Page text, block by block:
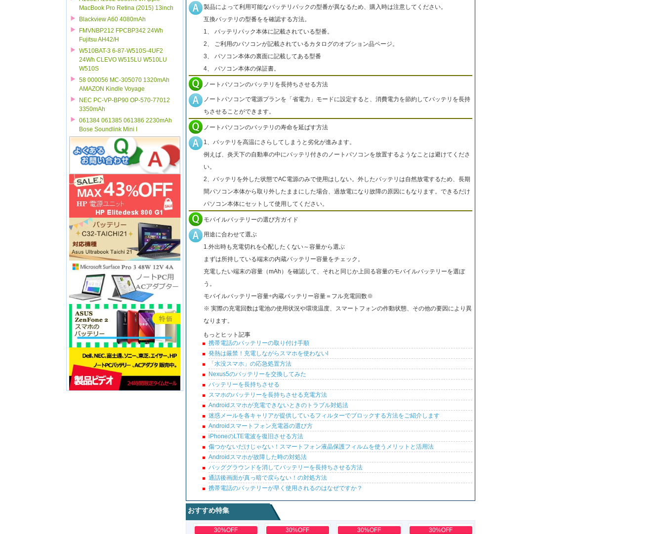
MacBook Pro Retina (2015) 13inch
Blackview A60 4080mAh
FMVNBP212 FPCBP342 24Wh
Fujitsu AH42/H
W510BAT-3 6-87-W510S-4UF2
24Wh CLEVO W515LU W510LU
W510S
58 000056 MC-305070 1320mAh
AMAZON Kindle Voyage
NEC PC-VP-BP90 OP-570-77012
3350mAh
061384 061385 061386 2230mAh
Bose Soundlink Mini I
製品によって利用可能なバッテリパックの型番が異なるため、購入時は注意してください。
互換バッテリの型番をを確認する方法。
1、 バッテリパック本体に記載されている型番。
2、 ご利用のパソコンが記載されているカタログのオプション品ページ。
3、 パソコン本体の裏面に記載してある型番
4、 パソコン本体の保証書。
ノートパソコンのバッテリを長持ちさせる方法
ノートパソコンで電源プランを「省電力」モードに設定すると、消費電力を節約してバッテリを長持
ちさせることができます。
ノートパソコンのバッテリの寿命を延ばす方法
1、バッテリを高温にさらしてしまうと劣化が進みます。
例えば、炎天下の自動車の中にバッテリ付きのノートパソコンを放置するようなことは避けてくださ
い。
2、バッテリを外した状態でAC電源のみで使用はしない。外したバッテリは自然放電するため、長期
間パソコン本体から取り外したままにした場合、過放電になり故障の原因にもなります。できるだけ
パソコン本体にセットして使用してください。
モバイルバッテリーの選び方ガイド
用途に合わせて選ぶ
1.外出時も充電切れを心配したくない～容量から選ぶ
まずは所持している端末の内蔵バッテリー容量をチェック。
充電したい端末の容量（mAh）を確認して、それと同じか上回る容量のモバイルバッテリーを選ぼ
う。
モバイルバッテリー容量÷内蔵バッテリー容量＝フル充電回数※
※ 実際の充電回数は電池の使用状況や環境温度、スマートフォンの作動状態、その他の要因により異
なります。
もっとヒット記事
携帯電話のバッテリーの取り付け手順
発熱は厳禁！充電しながらスマホを使わないl
「水没スマホ」の応急処置方法
Nexus5のバッテリーを交換してみた
バッテリーを長持ちさせる
スマホのバッテリーを長持ちさせる充電方法
Androidスマホが充電できないときのトラブル対処法
迷惑メールを各キャリアが提供しているフィルターでブロックする方法をご紹介します
Androidスマートフォン充電器の選び方
iPhoneのLTE電波を復旧させる方法
傷つかないだけじゃない！スマートフォン液晶保護フィルムを使うメリットと活用法
Androidスマホが故障した時の対処法
バッググラウンドを消してバッテリーを長持ちさせる方法
通話後画面が真っ暗で戻らない！の対処方法
携帯電話のバッテリーが早く使用されるのはなぜですか？
おすすめ特集
30%OFF 30%OFF 30%OFF 30%OFF